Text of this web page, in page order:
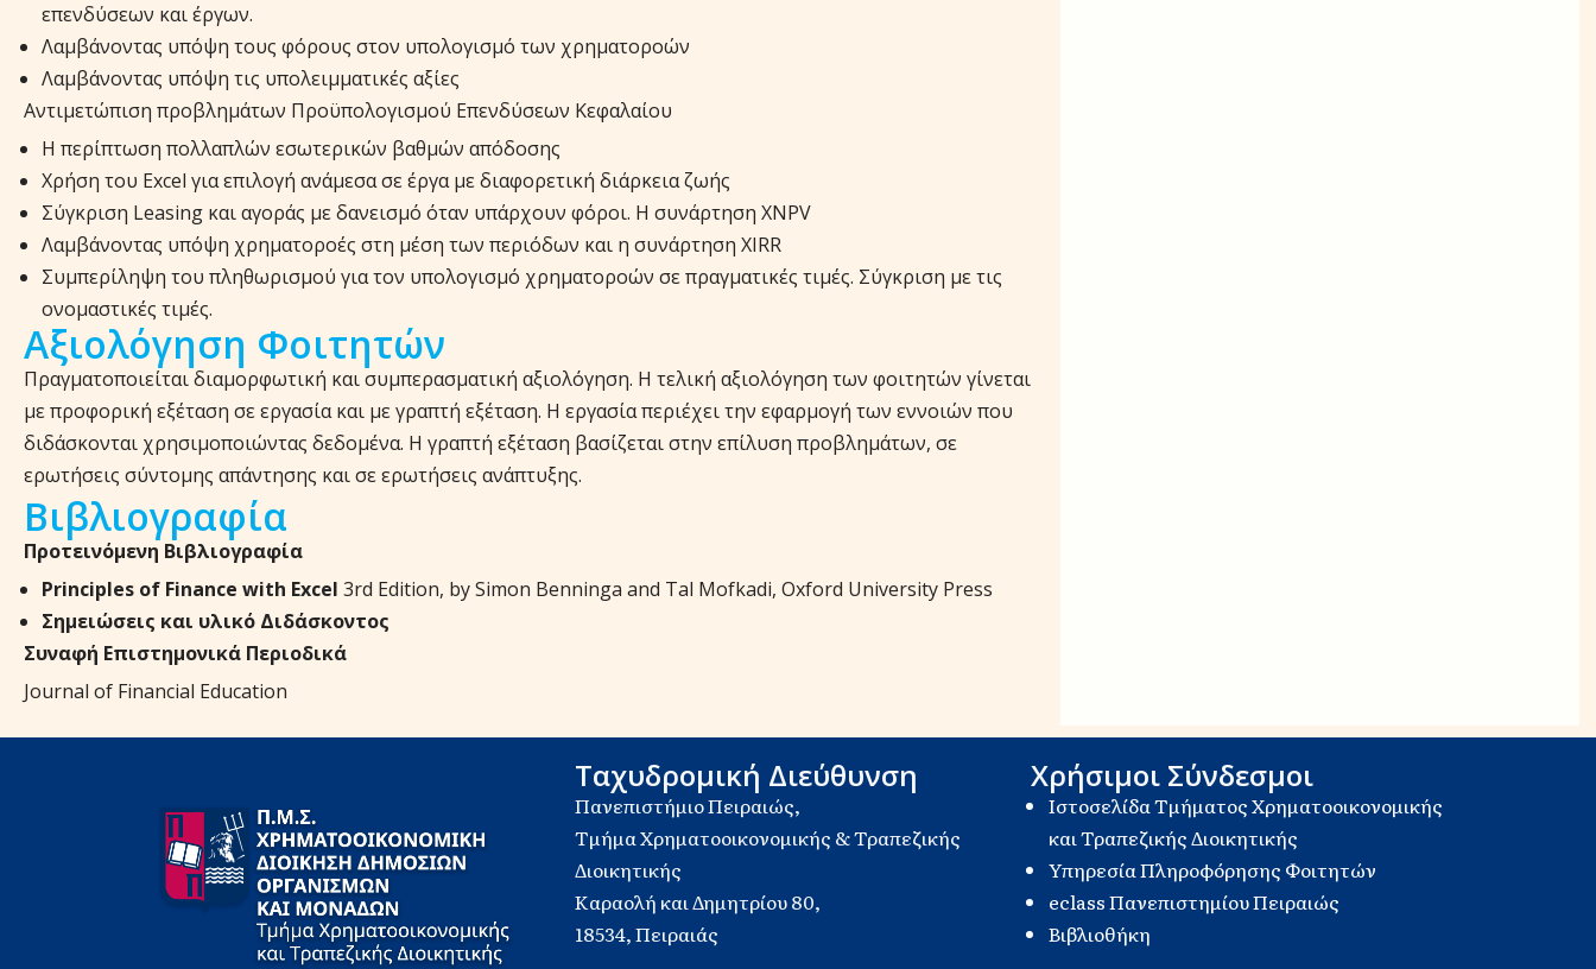
επενδύσεων και έργων.
Λαμβάνοντας υπόψη τους φόρους στον υπολογισμό των χρηματοροών
Λαμβάνοντας υπόψη τις υπολειμματικές αξίες
Αντιμετώπιση προβλημάτων Προϋπολογισμού Επενδύσεων Κεφαλαίου
Η περίπτωση πολλαπλών εσωτερικών βαθμών απόδοσης
Χρήση του Excel για επιλογή ανάμεσα σε έργα με διαφορετική διάρκεια ζωής
Σύγκριση Leasing και αγοράς με δανεισμό όταν υπάρχουν φόροι. Η συνάρτηση XNPV
Λαμβάνοντας υπόψη χρηματοροές στη μέση των περιόδων και η συνάρτηση XIRR
Συμπερίληψη του πληθωρισμού για τον υπολογισμό χρηματοροών σε πραγματικές τιμές. Σύγκριση με τις
ονομαστικές τιμές.
Αξιολόγηση Φοιτητών
Πραγματοποιείται διαμορφωτική και συμπερασματική αξιολόγηση. Η τελική αξιολόγηση των φοιτητών γίνεται
με προφορική εξέταση σε εργασία και με γραπτή εξέταση. Η εργασία περιέχει την εφαρμογή των εννοιών που
διδάσκονται χρησιμοποιώντας δεδομένα. Η γραπτή εξέταση βασίζεται στην επίλυση προβλημάτων, σε
ερωτήσεις σύντομης απάντησης και σε ερωτήσεις ανάπτυξης.
Βιβλιογραφία
Προτεινόμενη Βιβλιογραφία
Principles of Finance with Excel 3rd Edition, by Simon Benninga and Tal Mofkadi, Oxford University Press
Σημειώσεις και υλικό Διδάσκοντος
Συναφή Επιστημονικά Περιοδικά
Journal of Financial Education
Ταχυδρομική Διεύθυνση
Πανεπιστήμιο Πειραιώς,
Τμήμα Χρηματοοικονομικής & Τραπεζικής
Διοικητικής
Καραολή και Δημητρίου 80,
18534, Πειραιάς
Χρήσιμοι Σύνδεσμοι
Ιστοσελίδα Τμήματος Χρηματοοικονομικής
και Τραπεζικής Διοικητικής
Υπηρεσία Πληροφόρησης Φοιτητών
eclass Πανεπιστημίου Πειραιώς
Βιβλιοθήκη